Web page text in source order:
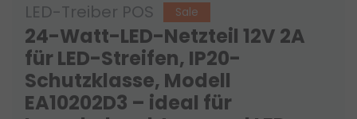
LED-Treiber POS Sale
24-Watt-LED-Netzteil 12V 2A
für LED-Streifen, IP20-
Schutzklasse, Modell
EA10202D3 – ideal für